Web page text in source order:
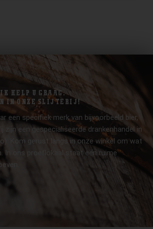
HELP U GRAAG.
IN ONZE SLIJTERIJ!
een specifiek merk van bijvoorbeeld bier,
zijn een gespecialiseerde drankenhandel in
Kom gerust langs in onze winkel om wat
In ons proeflokaal staat een ruime